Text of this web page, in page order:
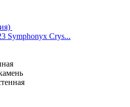
Symphonyx Crys...